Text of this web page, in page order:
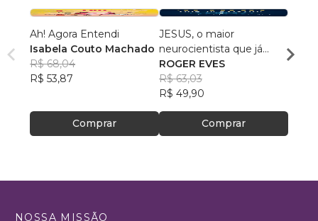
Ah! Agora Entendi
Isabela Couto Machado
R$ 68,04
R$ 53,87
Comprar
JESUS, o maior
neurocientista que já
existiu!
ROGER EVES
R$ 63,03
R$ 49,90
Comprar
Luiz
NOSSA MISSÃO